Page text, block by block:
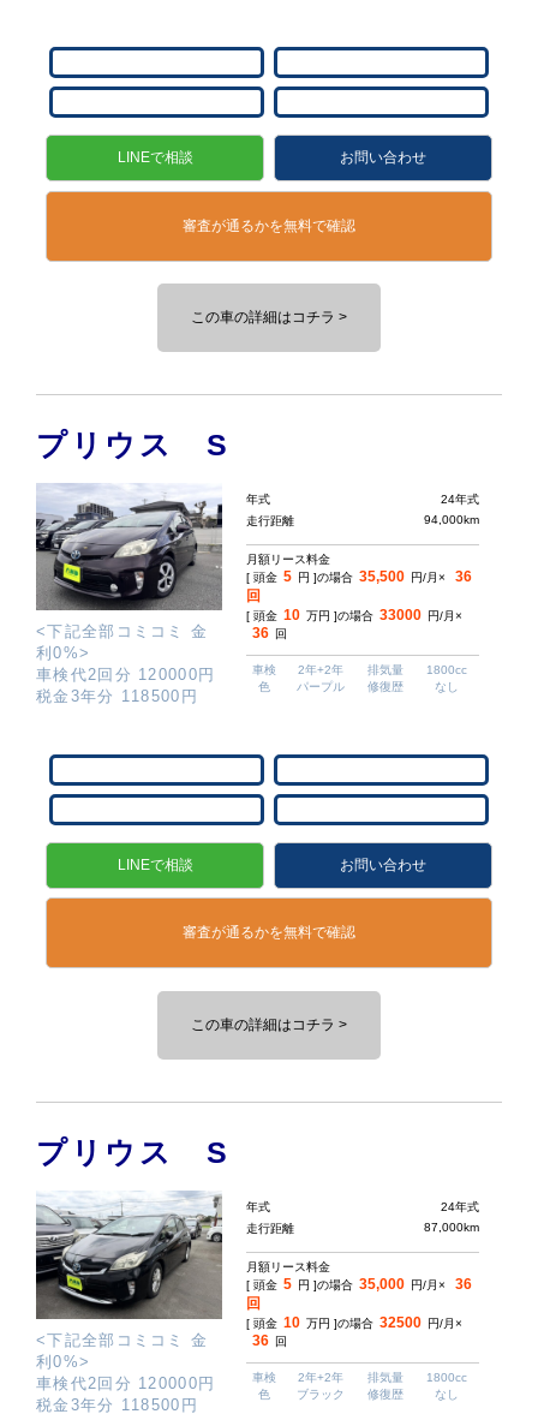
LINEで相談 お問い合わせ
審査が通るかを無料で確認
この車の詳細はコチラ >
プリウス S
<下記全部コミコミ 金
利0%>
車検代2回分 120000円
税金3年分 118500円
年式
24年式
走行距離
94,000km
月額リース料金
[ 頭金 5 円 ]の場合 35,500 円/月×
36
回
[ 頭金 10 万円 ]の場合 33000 円/月×
36 回
車検 2年+2年 排気量
1800cc
色
パープル 修復歴 なし
LINEで相談 お問い合わせ
審査が通るかを無料で確認
この車の詳細はコチラ >
プリウス S
<下記全部コミコミ 金
利0%>
車検代2回分 120000円
税金3年分 118500円
年式
24年式
走行距離
87,000km
月額リース料金
[ 頭金 5 円 ]の場合 35,000 円/月×
36
回
[ 頭金 10 万円 ]の場合 32500 円/月×
36 回
車検 2年+2年 排気量
1800cc
色
ブラック 修復歴 なし